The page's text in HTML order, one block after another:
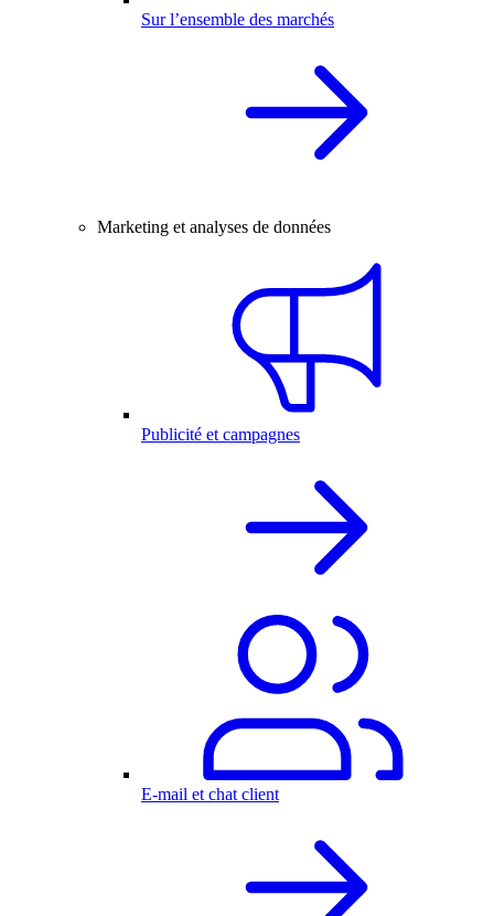
Sur l’ensemble des marchés
Marketing et analyses de données
Publicité et campagnes
E-mail et chat client